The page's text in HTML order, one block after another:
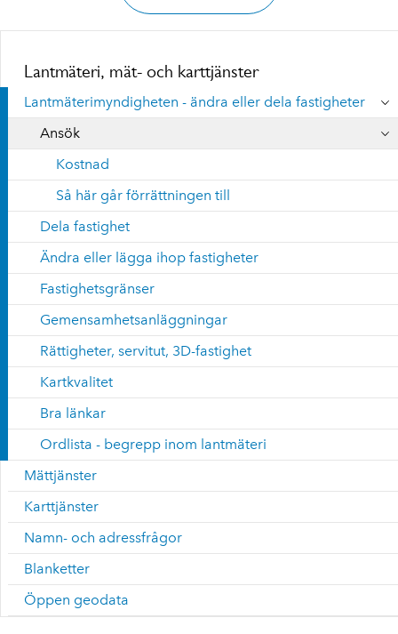
Lantmäteri, mät- och karttjänster
Lantmäterimyndigheten - ändra eller dela fastigheter
Ansök
Kostnad
Så här går förrättningen till
Dela fastighet
Ändra eller lägga ihop fastigheter
Fastighetsgränser
Gemensamhetsanläggningar
Rättigheter, servitut, 3D-fastighet
Kartkvalitet
Bra länkar
Ordlista - begrepp inom lantmäteri
Mättjänster
Karttjänster
Namn- och adressfrågor
Blanketter
Öppen geodata